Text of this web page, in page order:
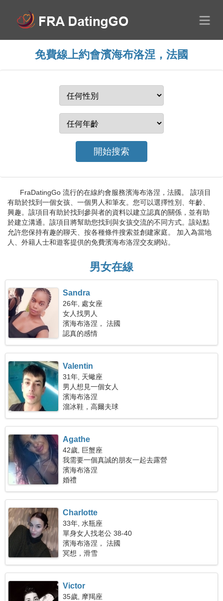
免費線上約會濱海布洛涅，法國
FraDatingGo 流行的在線約會服務濱海布洛涅，法國。 該項目
有助於找到一個女孩、一個男人和筆友。您可以選擇性別、年齡、
興趣。該項目有助於找到參與者的資料以建立認真的關係，並有助
於建立溝通。該項目將幫助您找到與女孩交流的不同方式。該站點
允許您保持有趣的聊天、按各種條件搜索並創建家庭。 加入為當地
人、外籍人士和遊客提供的免費濱海布洛涅交友網站。
男女在線
Sandra
26年, 處女座
女人找男人
濱海布洛涅， 法國
認真的感情
Valentin
31年, 天蠍座
男人想見一個女人
濱海布洛涅
溜冰鞋，高爾夫球
Agathe
42歲, 巨蟹座
我需要一個真誠的朋友一起去露營
濱海布洛涅
婚禮
Charlotte
33年, 水瓶座
單身女人找老公 38-40
濱海布洛涅， 法國
冥想，滑雪
Victor
35歲, 摩羯座